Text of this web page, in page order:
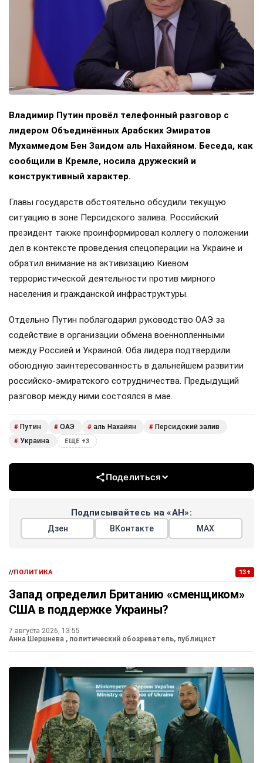
Владимир Путин провёл телефонный разговор с
лидером Объединённых Арабских Эмиратов
Мухаммедом Бен Заидом аль Нахайяном. Беседа, как
сообщили в Кремле, носила дружеский и
конструктивный характер.
Главы государств обстоятельно обсудили текущую
ситуацию в зоне Персидского залива. Российский
президент также проинформировал коллегу о положении
дел в контексте проведения спецоперации на Украине и
обратил внимание на активизацию Киевом
террористической деятельности против мирного
населения и гражданской инфраструктуры.
Отдельно Путин поблагодарил руководство ОАЭ за
содействие в организации обмена военнопленными
между Россией и Украиной. Оба лидера подтвердили
обоюдную заинтересованность в дальнейшем развитии
российско-эмиратского сотрудничества. Предыдущий
разговор между ними состоялся в мае.
# Путин # ОАЭ # аль Нахайян # Персидский залив
# Украина ЕЩЕ +3
Поделиться
Подписывайтесь на «АН»:
Дзен ВКонтакте МАХ
//ПОЛИТИКА 13+
Запад определил Британию «сменщиком»
США в поддержке Украины?
7 августа 2026, 13:55
Анна Шершнева , политический обозреватель, публицист